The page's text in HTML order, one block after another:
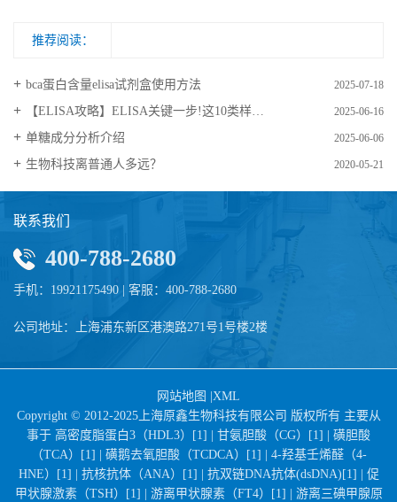
推荐阅读：
bca蛋白含量elisa试剂盒使用方法 2025-07-18
【ELISA攻略】ELISA关键一步!这10类样品要如何处理? 2025-06-16
​单糖成分分析介绍 2025-06-06
生物科技离普通人多远？ 2020-05-21
联系我们
400-788-2680
手机：19921175490 | 客服：400-788-2680
公司地址：上海浦东新区港澳路271号1号楼2楼
网站地图 XML
Copyright © 2012-2025上海原鑫生物科技有限公司 版权所有 主要从
事于 高密度脂蛋白3（HDL3）[1] | 甘氨胆酸（CG）[1] | 磺胆酸
（TCA）[1] | 磺鹅去氧胆酸（TCDCA）[1] | 4-羟基壬烯醛（4-
HNE）[1] | 抗核抗体（ANA）[1] | 抗双链DNA抗体(dsDNA)[1] | 促
甲状腺激素（TSH）[1] | 游离甲状腺素（FT4）[1] | 游离三碘甲腺原